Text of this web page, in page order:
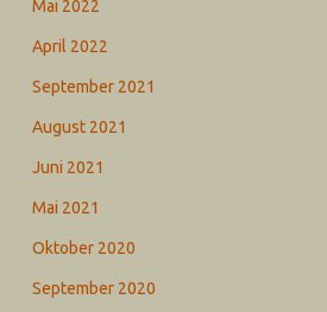
Mai 2022
April 2022
September 2021
August 2021
Juni 2021
Mai 2021
Oktober 2020
September 2020